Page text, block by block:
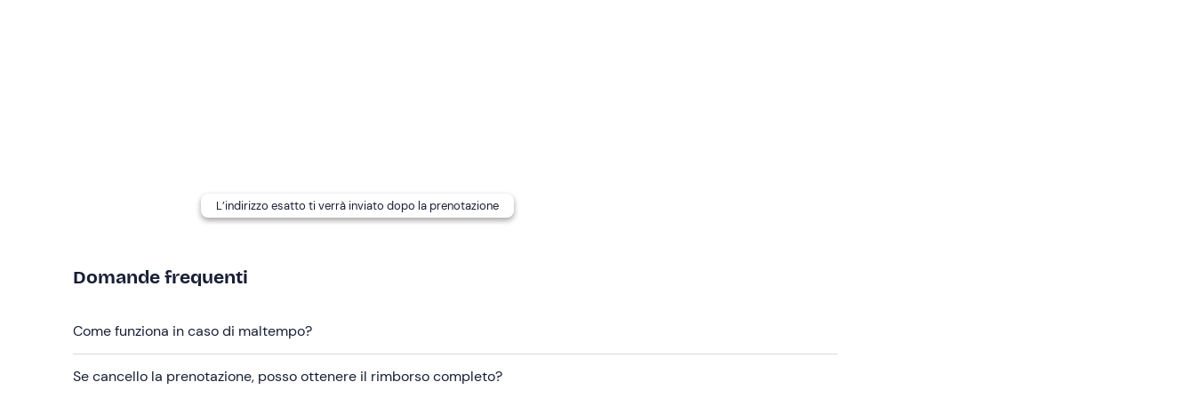
Abbigliamento adatto alla stagioneL’indirizzo esatto ti verrà inviato dopo la prenotazione
Domande frequenti
Come funziona in caso di maltempo?
Se cancello la prenotazione, posso ottenere il rimborso completo?